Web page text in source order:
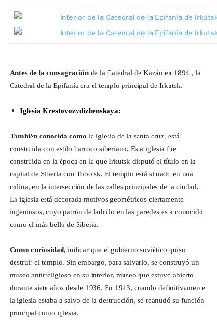
Antes de la consagración de la Catedral de Kazán en 1894 , la
Catedral de la Epifanía era el templo principal de Irkutsk.
Iglesia Krestovozvdizhenskaya:
También conocida como la iglesia de la santa cruz, está
construida con estilo barroco siberiano. Esta iglesia fue
construida en la época en la que Irkutsk disputó el título en la
capital de Siberia con Tobolsk. El templo está situado en una
colina, en la intersección de las calles principales de la ciudad.
La iglesia está decorada motivos geométricos ciertamente
ingeniosos, cuyo patrón de ladrillo en las paredes es a conocido
como el más bello de Siberia.
Como curiosidad, indicar que el gobierno soviético quiso
destruir el templo. Sin embargo, para salvarlo, se construyó un
museo antirreligioso en su interior, museo que estuvo abierto
durante siete años desde 1936. En 1943, cuando definitivamente
la iglesia estaba a salvo de la destrucción, se reanudó su función
principal como iglesia.